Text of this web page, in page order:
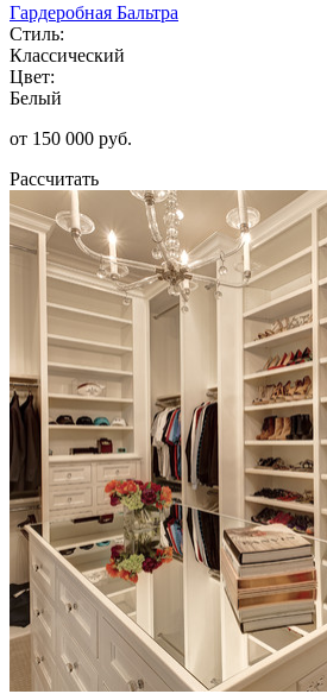
Гардеробная Бальтра
Стиль:
Классический
Цвет:
Белый
от 150 000 руб.
Рассчитать